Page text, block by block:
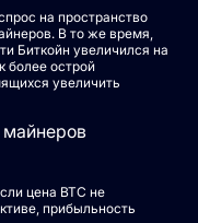
на пространство
В то же время,
Биткойн увеличился на
более острой
увеличить
майнеров
цена BTC не
прибыльность